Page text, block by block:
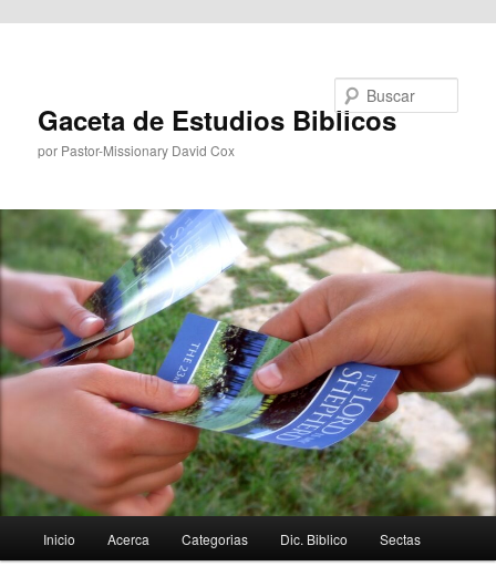
Gaceta de Estudios Biblicos
por Pastor-Missionary David Cox
principal
Inicio Acerca Categorias Dic. Biblico Sectas